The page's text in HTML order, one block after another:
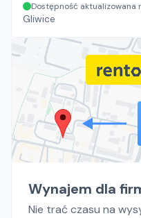
Dostępność aktualizowana
Gliwice
Wynajem dla
Nie trać czasu na